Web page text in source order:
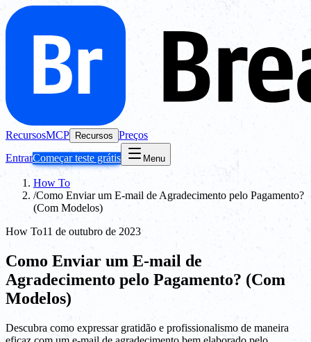
RecursosMCP Recursos Preços
EntrarComeçar teste grátis Menu
How To
/Como Enviar um E-mail de Agradecimento pelo Pagamento?
(Com Modelos)
How To11 de outubro de 2023
Como Enviar um E-mail de
Agradecimento pelo Pagamento? (Com
Modelos)
Descubra como expressar gratidão e profissionalismo de maneira